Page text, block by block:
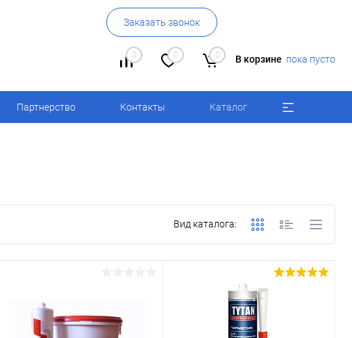
Заказать звонок
0 0 0 В корзине пока пусто
Партнерство Контакты Каталог
Вид каталога: